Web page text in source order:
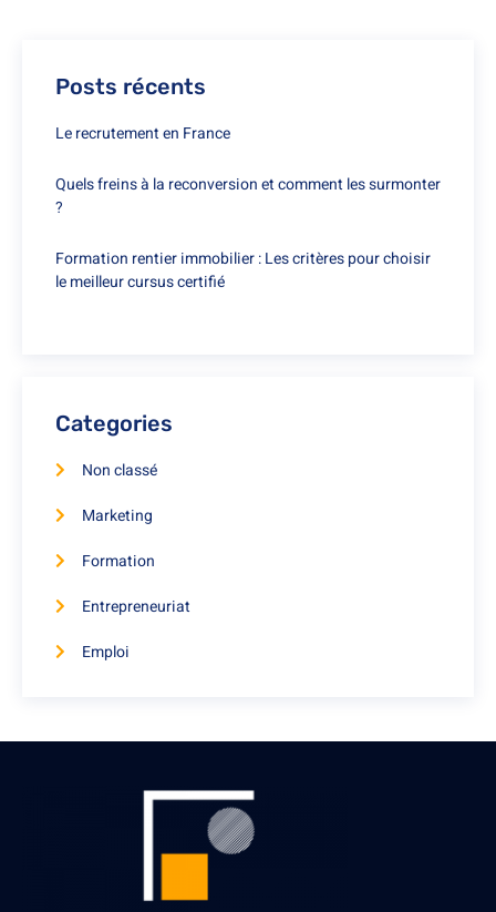
Posts récents
Le recrutement en France
Quels freins à la reconversion et comment les surmonter
?
Formation rentier immobilier : Les critères pour choisir
le meilleur cursus certifié
Categories
Non classé
Marketing
Formation
Entrepreneuriat
Emploi